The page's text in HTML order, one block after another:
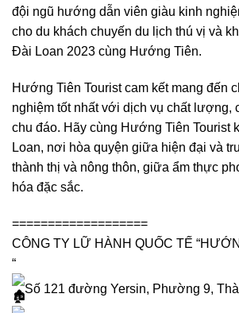
đội ngũ hướng dẫn viên giàu kinh
cho du khách chuyến du lịch thú vị và
Đài Loan 2023 cùng Hướng Tiên.
Hướng Tiên Tourist cam kết mang đến
nghiệm tốt nhất với dịch vụ chất lượng,
chu đáo. Hãy cùng Hướng Tiên Tourist
Loan, nơi hòa quyện giữa hiện đại và
thành thị và nông thôn, giữa ẩm thực
hóa đặc sắc.
===================
CÔNG TY LỮ HÀNH QUỐC TẾ
“
Số 121 đường Yersin, Phường 9,